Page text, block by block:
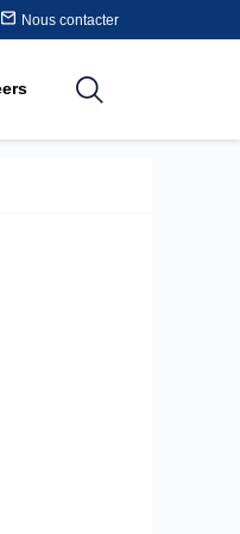
Nous contacter